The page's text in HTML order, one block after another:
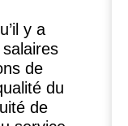
y a
de
du
de